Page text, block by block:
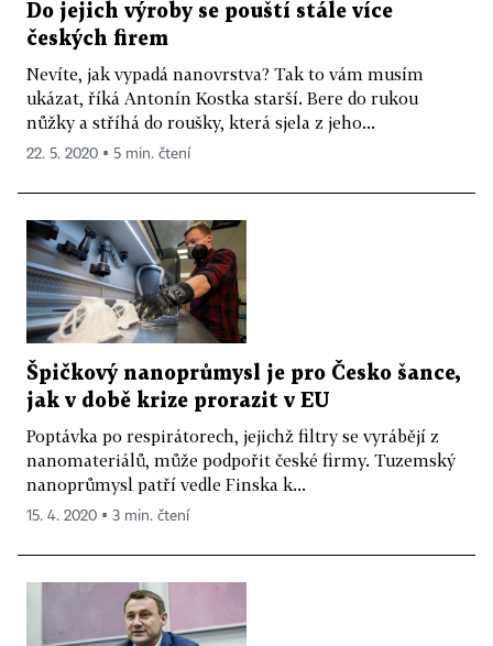
Do jejich výroby se pouští stále více
českých firem
Nevíte, jak vypadá nanovrstva? Tak to vám musím
ukázat, říká Antonín Kostka starší. Bere do rukou
nůžky a stříhá do roušky, která sjela z jeho...
22. 5. 2020 ▪ 5 min. čtení
Špičkový nanoprůmysl je pro Česko šance,
jak v době krize prorazit v EU
Poptávka po respirátorech, jejichž filtry se vyrábějí z
nanomateriálů, může podpořit české firmy. Tuzemský
nanoprůmysl patří vedle Finska k...
15. 4. 2020 ▪ 3 min. čtení